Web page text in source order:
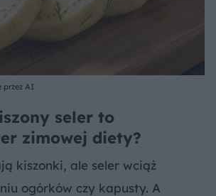
przez AI
seler to
zimowej diety?
kiszonki, ale seler wciąż
ogórków czy kapusty. A